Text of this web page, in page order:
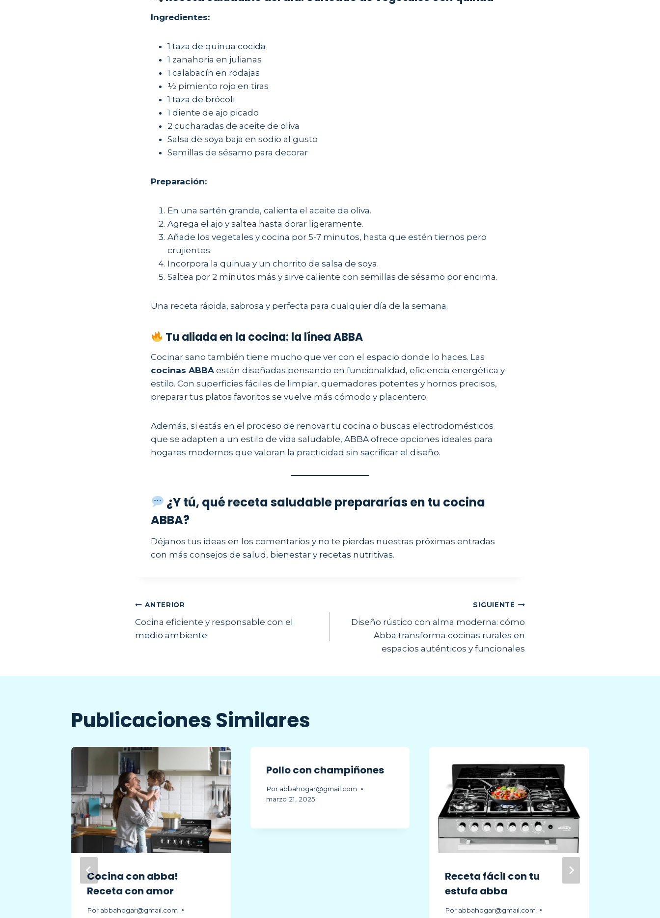
Ingredientes:
1 taza de quinua cocida
1 zanahoria en julianas
1 calabacín en rodajas
½ pimiento rojo en tiras
1 taza de brócoli
1 diente de ajo picado
2 cucharadas de aceite de oliva
Salsa de soya baja en sodio al gusto
Semillas de sésamo para decorar
Preparación:
En una sartén grande, calienta el aceite de oliva.
Agrega el ajo y saltea hasta dorar ligeramente.
Añade los vegetales y cocina por 5-7 minutos, hasta que estén tiernos pero
crujientes.
Incorpora la quinua y un chorrito de salsa de soya.
Saltea por 2 minutos más y sirve caliente con semillas de sésamo por encima.
Una receta rápida, sabrosa y perfecta para cualquier día de la semana.
Tu aliada en la cocina: la línea ABBA
Cocinar sano también tiene mucho que ver con el espacio donde lo haces. Las
cocinas ABBA están diseñadas pensando en funcionalidad, eficiencia energética y
estilo. Con superficies fáciles de limpiar, quemadores potentes y hornos precisos,
preparar tus platos favoritos se vuelve más cómodo y placentero.
Además, si estás en el proceso de renovar tu cocina o buscas electrodomésticos
que se adapten a un estilo de vida saludable, ABBA ofrece opciones ideales para
hogares modernos que valoran la practicidad sin sacrificar el diseño.
¿Y tú, qué receta saludable prepararías en tu cocina
ABBA?
Déjanos tus ideas en los comentarios y no te pierdas nuestras próximas entradas
con más consejos de salud, bienestar y recetas nutritivas.
Navegación
de
entradas
ANTERIOR
Cocina eficiente y responsable con el
medio ambiente
SIGUIENTE
Diseño rústico con alma moderna: cómo
Abba transforma cocinas rurales en
espacios auténticos y funcionales
Publicaciones Similares
Cocina con abba!
Receta con amor
Por abbahogar@gmail.com
Pollo con champiñones
Por abbahogar@gmail.com
marzo 21, 2025
Receta fácil con tu
estufa abba
Por abbahogar@gmail.com